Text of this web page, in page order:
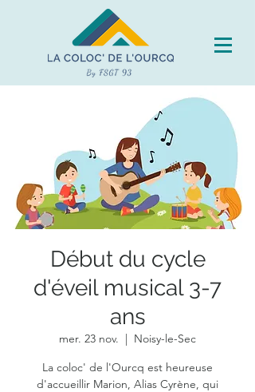
Début du cycle
d'éveil musical 3-7
ans
mer. 23 nov.
  |
Noisy-le-Sec
La coloc' de l'Ourcq est heureuse
d'accueillir Marion, Alias Cyrène, qui